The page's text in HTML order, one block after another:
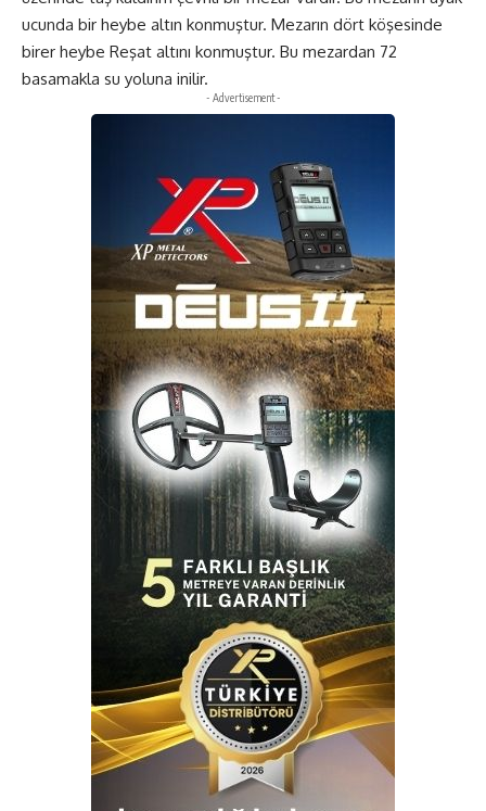
ucunda bir heybe altın konmuştur. Mezarın dört köşesinde
birer heybe Reşat altını konmuştur. Bu mezardan 72
basamakla su yoluna inilir.
- Advertisement -